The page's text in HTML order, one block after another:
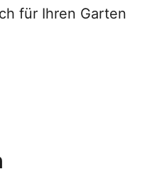
für Ihren Garten